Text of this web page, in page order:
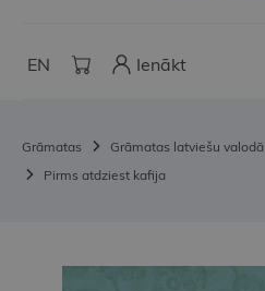
EN Ienākt
Grāmatas Grāmatas latviešu valodā
Pirms atdziest kafija